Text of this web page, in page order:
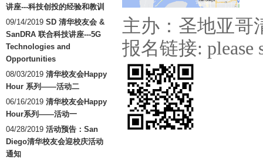
讲座---科技创投的经验和教训
09/14/2019 SD 清华校友会 &
SanDRA 联合科技讲座---5G
Technologies and
Opportunities
08/03/2019 清华校友会Happy
Hour 系列——活动二
06/16/2019 清华校友会Happy
Hour系列——活动一
04/28/2019 活动预告：San
Diego清华校友会迎校庆活动
通知
主办：圣地亚哥
报名链接: please